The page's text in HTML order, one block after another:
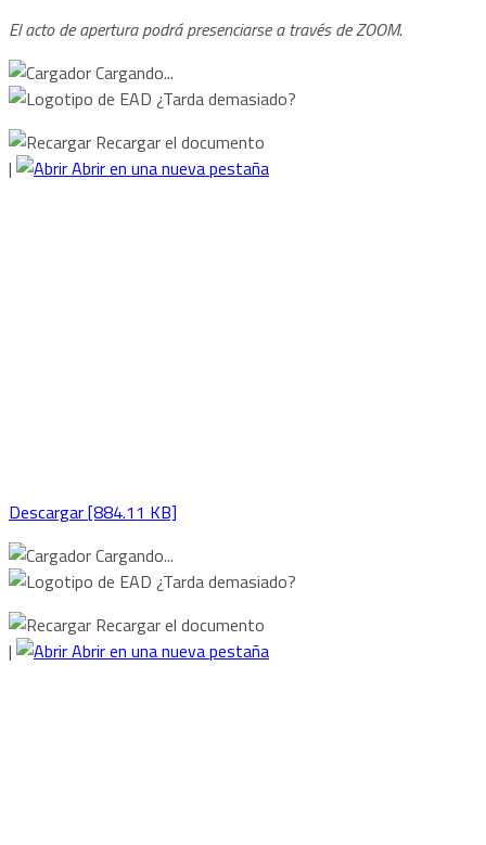
El acto de apertura podrá presenciarse a través de ZOOM.
Cargando...
¿Tarda demasiado?
Recargar el documento
|
Abrir en una nueva pestaña
Descargar [884.11 KB]
Cargando...
¿Tarda demasiado?
Recargar el documento
|
Abrir en una nueva pestaña